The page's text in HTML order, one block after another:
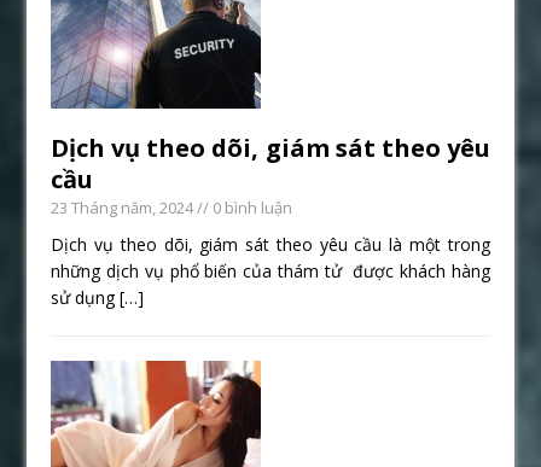
Dịch vụ theo dõi, giám sát theo yêu
cầu
23 Tháng năm, 2024// 0 bình luận
Dịch vụ theo dõi, giám sát theo yêu cầu là một trong
những dịch vụ phổ biến của thám tử được khách hàng
sử dụng[…]